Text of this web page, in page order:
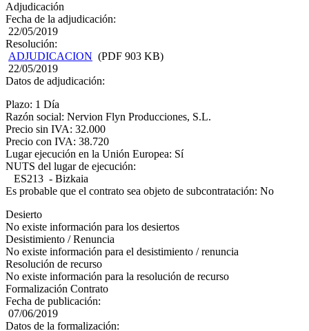
Adjudicación
Fecha de la adjudicación:
22/05/2019
Resolución:
ADJUDICACION (PDF 903 KB)
22/05/2019
Datos de adjudicación:
Plazo: 1 Día
Razón social: Nervion Flyn Producciones, S.L.
Precio sin IVA: 32.000
Precio con IVA: 38.720
Lugar ejecución en la Unión Europea: Sí
NUTS del lugar de ejecución:
ES213 - Bizkaia
Es probable que el contrato sea objeto de subcontratación: No
Desierto
No existe información para los desiertos
Desistimiento / Renuncia
No existe información para el desistimiento / renuncia
Resolución de recurso
No existe información para la resolución de recurso
Formalización Contrato
Fecha de publicación:
07/06/2019
Datos de la formalización: